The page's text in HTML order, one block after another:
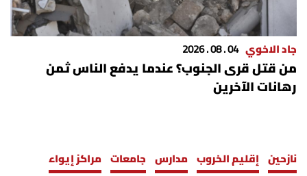
جاد الاخوي 04 . 08 . 2026
من قتل قرى الجنوب؟ عندما يدفع الناس ثمن
رهانات الآخرين
نازحين إقليم الخروب مدارس جامعات مراكز إيواء